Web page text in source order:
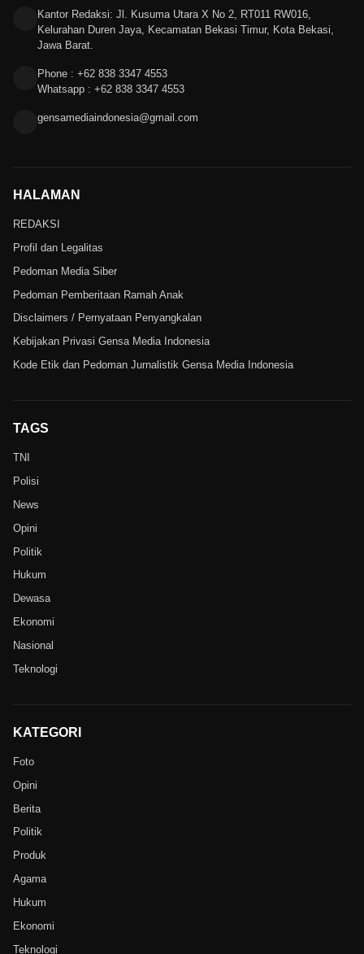
Kantor Redaksi: Jl. Kusuma Utara X No 2, RT011 RW016,
Kelurahan Duren Jaya, Kecamatan Bekasi Timur, Kota Bekasi,
Jawa Barat.
Phone : +62 838 3347 4553
Whatsapp : +62 838 3347 4553
gensamediaindonesia@gmail.com
HALAMAN
REDAKSI
Profil dan Legalitas
Pedoman Media Siber
Pedoman Pemberitaan Ramah Anak
Disclaimers / Pernyataan Penyangkalan
Kebijakan Privasi Gensa Media Indonesia
Kode Etik dan Pedoman Jurnalistik Gensa Media Indonesia
TAGS
TNI
Polisi
News
Opini
Politik
Hukum
Dewasa
Ekonomi
Nasional
Teknologi
KATEGORI
Foto
Opini
Berita
Politik
Produk
Agama
Hukum
Ekonomi
Teknologi